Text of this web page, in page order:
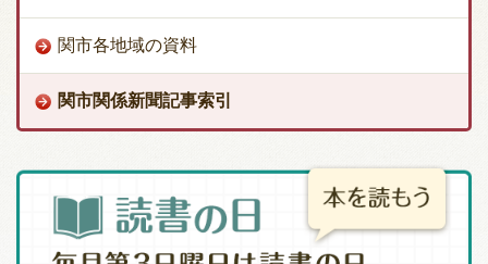
関市各地域の資料
関市関係新聞記事索引